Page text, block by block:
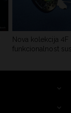
Nova kolekcija
funkcionalnost